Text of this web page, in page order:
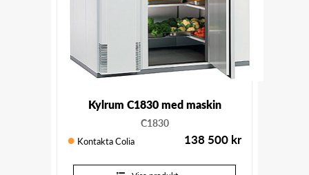
Kylrum C1830 med maskin
C1830
Kontakta Colia 138 500 kr